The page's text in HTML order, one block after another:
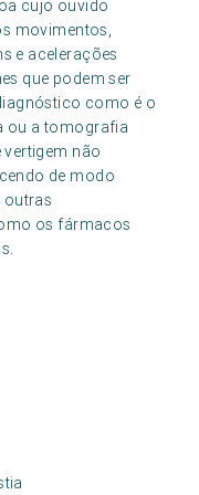
cujo ouvido
movimentos,
e acelerações
que podem ser
como é o
ou a tomografia
não
de modo
outras
os fármacos